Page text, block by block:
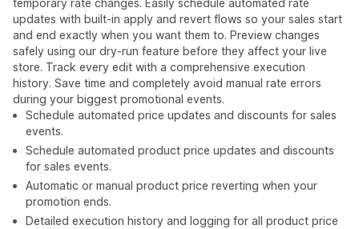
temporary rate changes. Easily schedule automated rate
updates with built-in apply and revert flows so your sales start
and end exactly when you want them to. Preview changes
safely using our dry-run feature before they affect your live
store. Track every edit with a comprehensive execution
history. Save time and completely avoid manual rate errors
during your biggest promotional events.
Schedule automated price updates and discounts for sales
events.
Schedule automated product price updates and discounts
for sales events.
Automatic or manual product price reverting when your
promotion ends.
Detailed execution history and logging for all product price